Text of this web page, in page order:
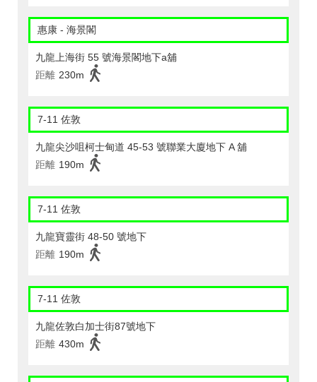
惠康 - 海景閣
九龍上海街 55 號海景閣地下a舖
距離 230m
7-11 佐敦
九龍尖沙咀柯士甸道 45-53 號聯業大廈地下 A 舖
距離 190m
7-11 佐敦
九龍寶靈街 48-50 號地下
距離 190m
7-11 佐敦
九龍佐敦白加士街87號地下
距離 430m